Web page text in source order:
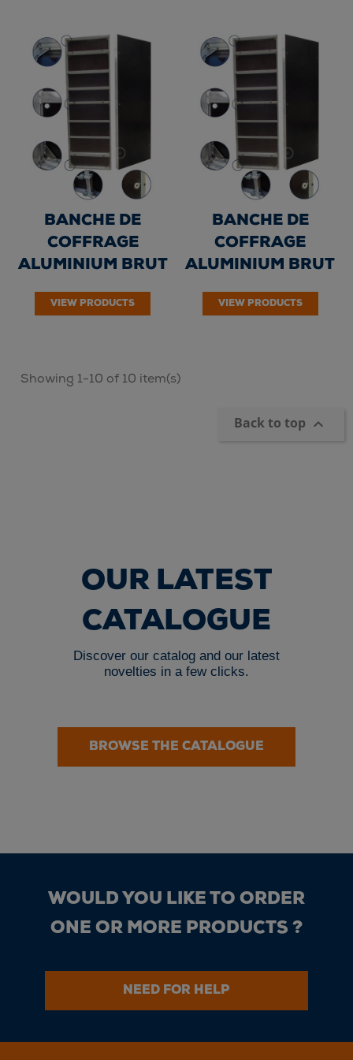
BANCHE DE
COFFRAGE
ALUMINIUM BRUT
HAUTEUR 270 cm -
VIEW PRODUCTS
BANCHE DE
COFFRAGE
ALUMINIUM BRUT
HAUTEUR 270 cm -
VIEW PRODUCTS
Showing 1-10 of 10 item(s)
Back to top 
OUR LATEST
CATALOGUE
Discover our catalog and our latest
novelties in a few clicks.
BROWSE THE CATALOGUE
WOULD YOU LIKE TO ORDER
ONE OR MORE PRODUCTS ?
NEED FOR HELP